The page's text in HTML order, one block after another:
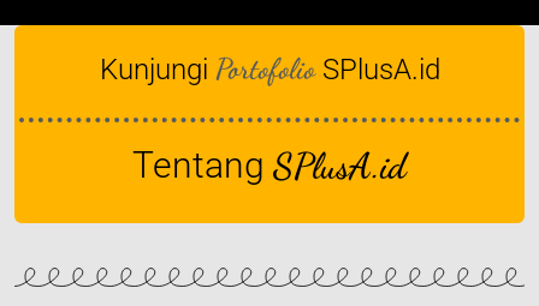
Kunjungi Portofolio SPlusA.id
Tentang SPlusA.id